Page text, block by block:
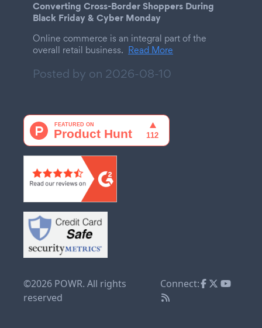
Converting Cross-Border Shoppers During
Black Friday & Cyber Monday
Online commerce is an integral part of the
overall retail business. Read More
Posted by on 2026-08-10
©2026 POWR. All rights
reserved
Connect: